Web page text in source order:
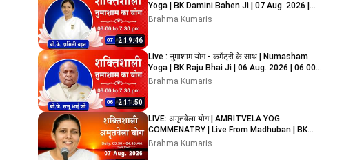
2:19:46
Yoga | BK Damini Bahen Ji | 07 Aug. 2026 |
06:00 PM
Brahma Kumaris
2:11:50
Live : नुमाशाम योग - कमेंट्री के साथ | Numasham
Yoga | BK Raju Bhai Ji | 06 Aug. 2026 | 06:00
PM
Brahma Kumaris
LIVE: अमृतवेला योग | AMRITVELA YOG
COMMENATRY | Live From Madhuban | BK
Usha Didi Ji | 07/08/2026
Brahma Kumaris